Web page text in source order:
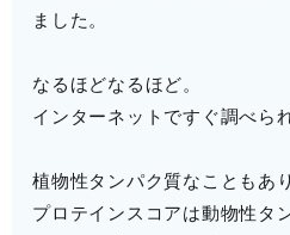
ました。
なるほどなるほど。
インターネットですぐ調べら
植物性タンパク質なこともあり
プロテインスコアは動物性タ